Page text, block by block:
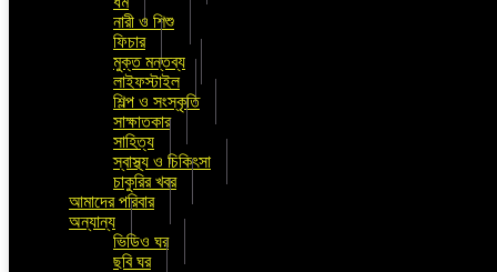
নারী ও শিশু
ফিচার
মুক্ত মন্তব্য
লাইফস্টাইল
শিল্প ও সংস্কৃতি
সাক্ষাতকার
সাহিত্য
স্বাস্থ্য ও চিকিৎসা
চাকুরির খবর
আমাদের পরিবার
অন্যান্য
ভিডিও ঘর
ছবি ঘর